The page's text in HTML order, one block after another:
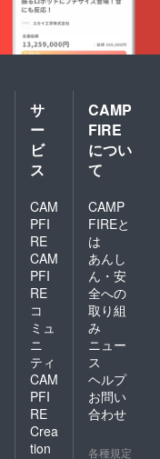
サ
ー
ビ
ス
CAM
PFI
RE
CAM
PFI
RE
コ
ミュ
ニ
ティ
CAM
PFI
RE
Crea
tion
CAMP
FIRE
につい
て
CAMP
FIREと
は
あんし
ん・安
全への
取り組
み
ニュー
ス
ヘルプ
お問い
合わせ
各種規定